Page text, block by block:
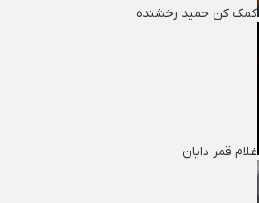
کمک کن حمید رخشنده
غلام قمر دایان